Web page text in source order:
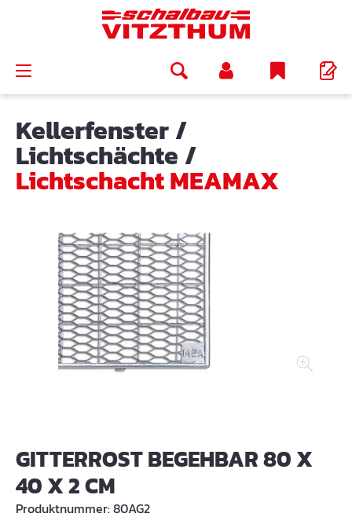
Kellerfenster/
Lichtschächte /
Lichtschacht MEAMAX
Bildergalerie überspringen
GITTERROST BEGEHBAR 80 X
40 X 2 CM
Produktnummer:80AG2